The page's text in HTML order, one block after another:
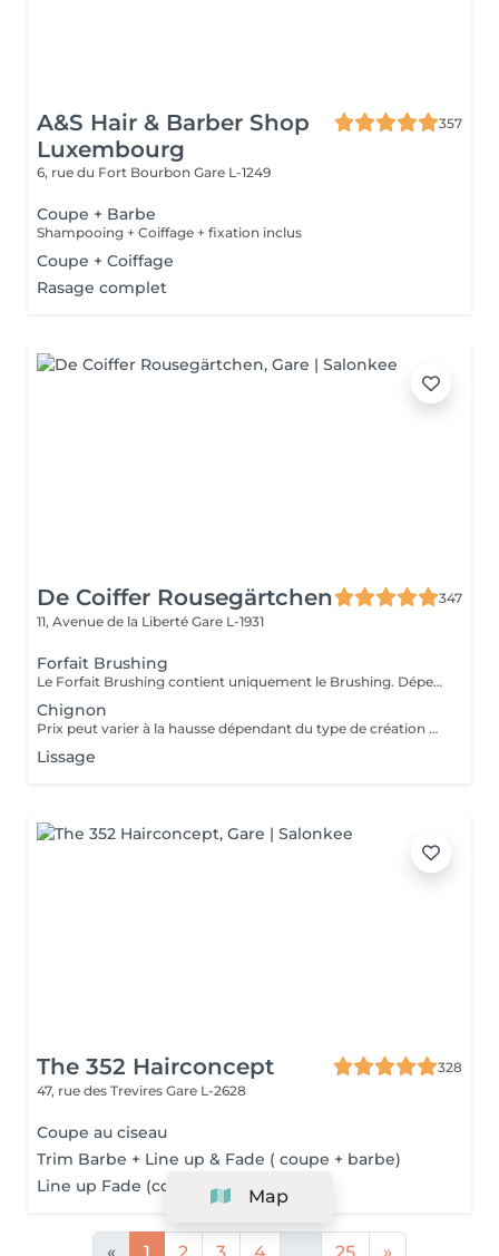
A&S Hair & Barber Shop
Luxembourg
357
6, rue du Fort Bourbon Gare L-1249
Coupe + Barbe
Shampooing + Coiffage + fixation inclus
Coupe + Coiffage
Rasage complet
De Coiffer Rousegärtchen
347
11, Avenue de la Liberté Gare L-1931
Forfait Brushing
Le Forfait Brushing contient uniquement le Brushing. Dépendant de la longueur des cheveux, le prix peut varier. En cas de questions veuillez appeler au +352 27 70 21 25.
Chignon
Prix peut varier à la hausse dépendant du type de création finalement réalisée.
Lissage
The 352 Hairconcept
328
47, rue des Trevires Gare L-2628
Coupe au ciseau
Trim Barbe + Line up & Fade ( coupe + barbe)
Line up Fade (coupe simple)Map